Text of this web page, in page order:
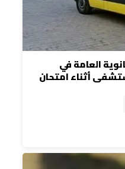
العامة في
أثناء امتحان